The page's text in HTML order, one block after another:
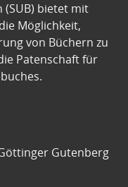
bietet mit
Möglichkeit,
von Büchern zu
Patenschaft für
Gutenberg